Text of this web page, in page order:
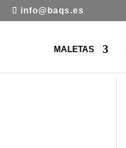
info@baqs.es
MALETAS